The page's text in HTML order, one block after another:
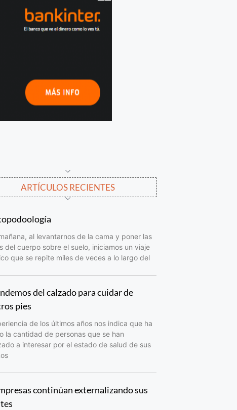
ARTÍCULOS RECIENTES
al levantarnos de la cama y poner las
del cuerpo sobre el suelo, iniciamos un viaje
que se repite miles de veces a lo largo del
del calzado para cuidar de
pies
de los últimos años nos indica que ha
la cantidad de personas que se han
a interesar por el estado de salud de sus
continúan externalizando sus